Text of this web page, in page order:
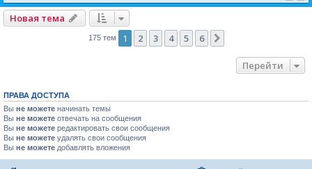
Новая тема
175 тем 1 2 3 4 5 6
Перейти
ПРАВА ДОСТУПА
Вы не можете начинать темы
Вы не можете отвечать на сообщения
Вы не можете редактировать свои сообщения
Вы не можете удалять свои сообщения
Вы не можете добавлять вложения